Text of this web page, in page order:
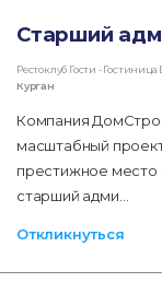
Старший
Рестоклуб Гости -
Курган
Компания
масштабный
престижное место
старший адми…
Откликнуться